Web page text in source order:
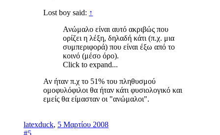
Lost boy said: ↑
Ανώμαλο είναι αυτό ακριβώς που
ορίζει η λέξη, δηλαδή κάτι (π.χ. μια
συμπεριφορά) που είναι έξω από το
κοινό (μέσο όρο).
Click to expand...
Αν ήταν π.χ το 51% του πληθυσμού
ομοφυλόφιλοι θα ήταν κάτι φυσιολογικό και
εμείς θα είμασταν οι "ανώμαλοι".
latexduck, 5 Μαρτίου 2008
#5